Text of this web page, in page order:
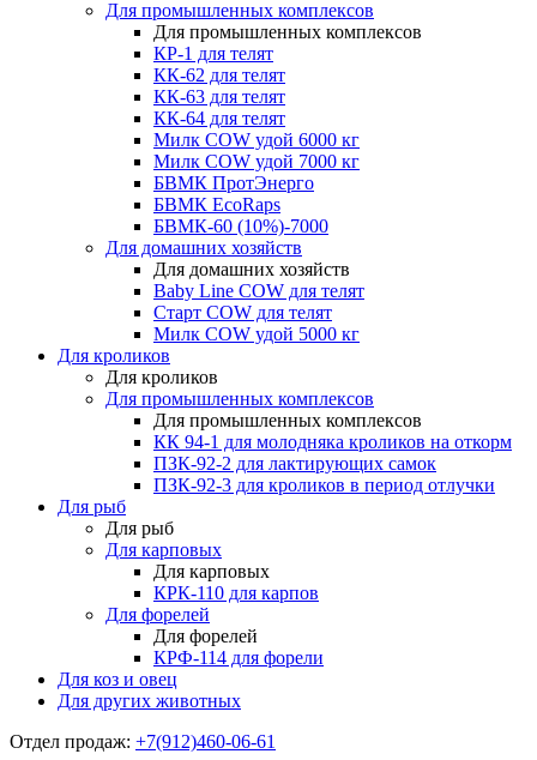
Для промышленных комплексов
Для промышленных комплексов
КР-1 для телят
КК-62 для телят
КК-63 для телят
КК-64 для телят
Милк COW удой 6000 кг
Милк COW удой 7000 кг
БВМК ПротЭнерго
БВМК EcoRaps
БВМК-60 (10%)-7000
Для домашних хозяйств
Для домашних хозяйств
Baby Line COW для телят
Старт COW для телят
Милк COW удой 5000 кг
Для кроликов
Для кроликов
Для промышленных комплексов
Для промышленных комплексов
КК 94-1 для молодняка кроликов на откорм
ПЗК-92-2 для лактирующих самок
ПЗК-92-3 для кроликов в период отлучки
Для рыб
Для рыб
Для карповых
Для карповых
КРК-110 для карпов
Для форелей
Для форелей
КРФ-114 для форели
Для коз и овец
Для других животных
Отдел продаж: +7(912)460-06-61